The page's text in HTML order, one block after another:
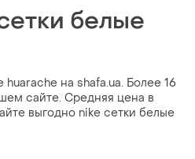
белые
на shafa.ua. Более 16
сайте. Средняя цена в
выгодно nike сетки белые